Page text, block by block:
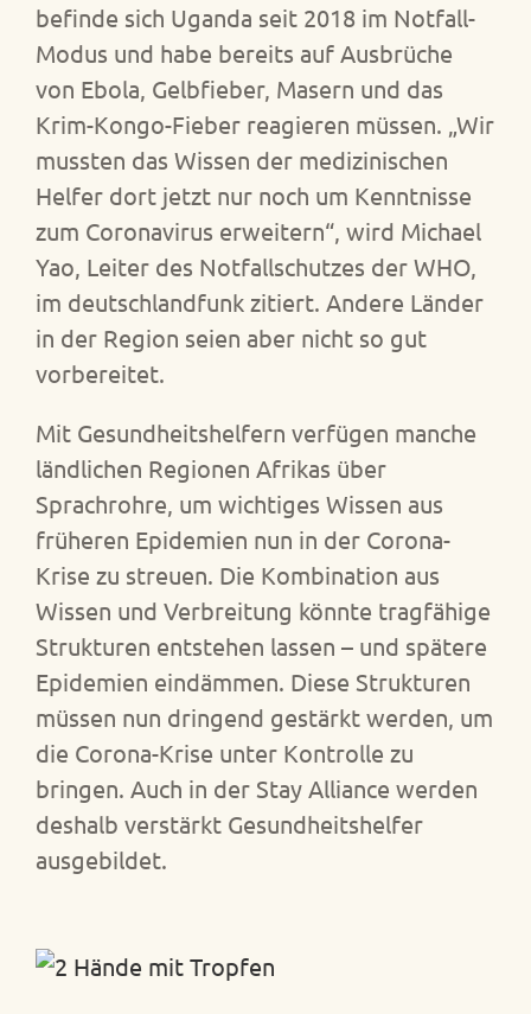
befinde sich Uganda seit 2018 im Notfall-
Modus und habe bereits auf Ausbrüche
von Ebola, Gelbfieber, Masern und das
Krim-Kongo-Fieber reagieren müssen. „Wir
mussten das Wissen der medizinischen
Helfer dort jetzt nur noch um Kenntnisse
zum Coronavirus erweitern“, wird Michael
Yao, Leiter des Notfallschutzes der WHO,
im deutschlandfunk zitiert. Andere Länder
in der Region seien aber nicht so gut
vorbereitet.
Mit Gesundheitshelfern verfügen manche
ländlichen Regionen Afrikas über
Sprachrohre, um wichtiges Wissen aus
früheren Epidemien nun in der Corona-
Krise zu streuen. Die Kombination aus
Wissen und Verbreitung könnte tragfähige
Strukturen entstehen lassen – und spätere
Epidemien eindämmen. Diese Strukturen
müssen nun dringend gestärkt werden, um
die Corona-Krise unter Kontrolle zu
bringen. Auch in der Stay Alliance werden
deshalb verstärkt Gesundheitshelfer
ausgebildet.